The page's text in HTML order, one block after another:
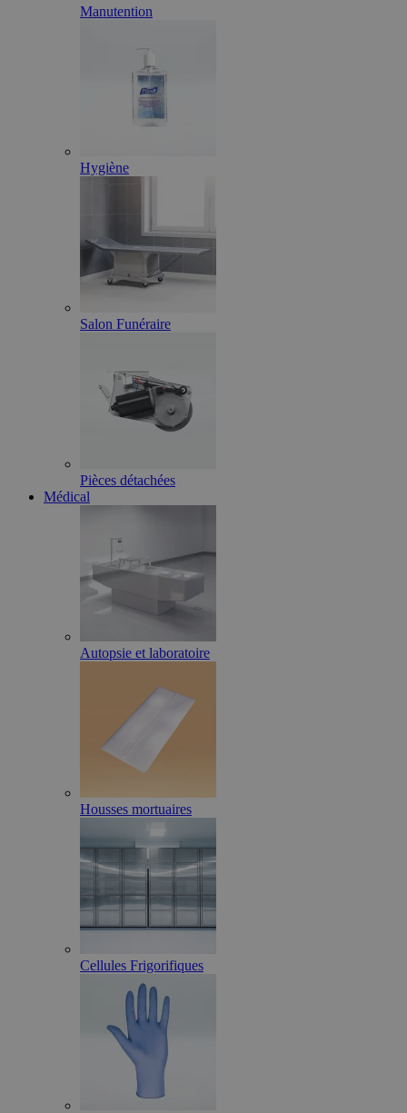
Manutention
Hygiène
Salon Funéraire
Pièces détachées
Médical
Autopsie et laboratoire
Housses mortuaires
Cellules Frigorifiques